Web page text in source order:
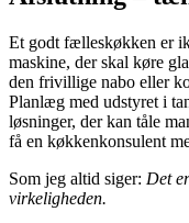
Et godt fælleskøkken er
maskine, der skal køre
den frivillige nabo eller
Planlæg med udstyret i
løsninger, der kan tåle
få en køkkenkonsulent
Som jeg altid siger: Det
virkeligheden.